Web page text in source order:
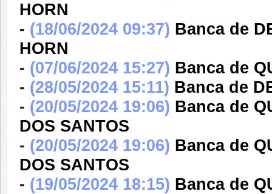
HORN
- (18/06/2024 09:37) Banca de
HORN
- (07/06/2024 15:27) Banca de
- (28/05/2024 15:11) Banca de
- (20/05/2024 19:06) Banca de
DOS SANTOS
- (20/05/2024 19:06) Banca de
DOS SANTOS
- (19/05/2024 18:15) Banca de